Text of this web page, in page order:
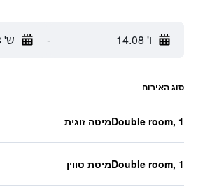
ו' 14.08 - ש' 15.08
סוג האירוח
Double room, 1מיטה זוגית
Double room, 1מיטת טווין